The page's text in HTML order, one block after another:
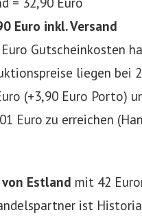
Euro inkl. Versand
Gutscheinkosten
liegen bei
(+3,90 Euro Porto)
Euro zu erreichen
Estland mit 42
ist